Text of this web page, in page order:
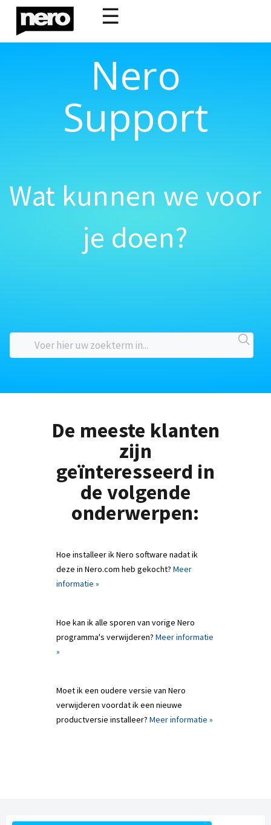
☰
Nero
Support
Wat kunnen we voor
je doen?
De meeste klanten
zijn
geïnteresseerd in
de volgende
onderwerpen:
Hoe installeer ik Nero software nadat ik
deze in Nero.com heb gekocht? Meer
informatie »
Hoe kan ik alle sporen van vorige Nero
programma's verwijderen? Meer informatie
»
Moet ik een oudere versie van Nero
verwijderen voordat ik een nieuwe
productversie installeer? Meer informatie »